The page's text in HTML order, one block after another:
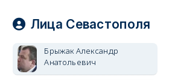
Лица Севастополя
Брыжак Александр
Анатольевич